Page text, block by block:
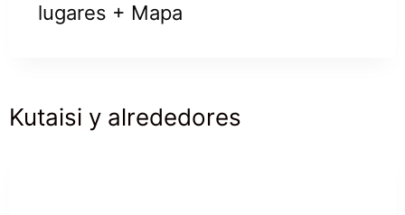
lugares + Mapa
Kutaisi y alrededores